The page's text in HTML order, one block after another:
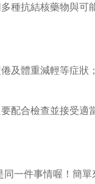
種抗結核藥物與可
及體重減輕等症狀
配合檢查並接受適
一件事情喔！簡